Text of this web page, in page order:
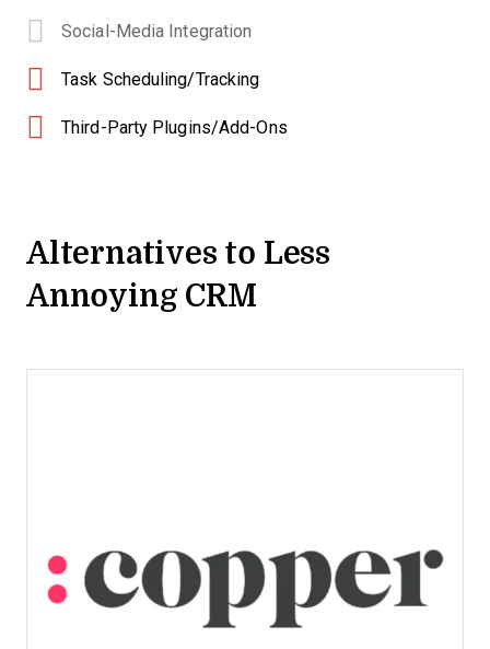
Social-Media Integration
Task Scheduling/Tracking
Third-Party Plugins/Add-Ons
Alternatives to Less
Annoying CRM